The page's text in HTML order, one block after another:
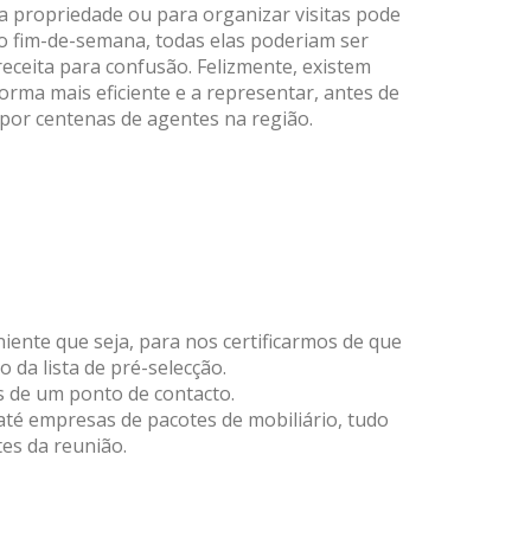
propriedade ou para organizar visitas pode
de-semana, todas elas poderiam ser
para confusão. Felizmente, existem
mais eficiente e a representar, antes de
centenas de agentes na região.
que seja, para nos certificarmos de que
da lista de pré-selecção.
um ponto de contacto.
empresas de pacotes de mobiliário, tudo
da reunião.